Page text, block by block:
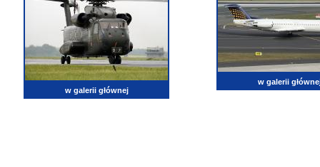
w galerii głównej
w galerii